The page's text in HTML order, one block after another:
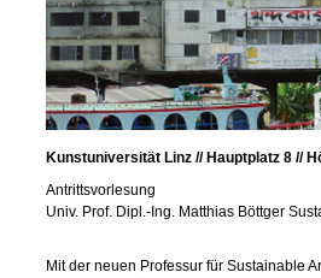
Kunstuniversität Linz // Hauptplatz 8 //
Antrittsvorlesung
Univ. Prof. Dipl.-Ing. Matthias Böttger
Mit der neuen Professur für Sustainable